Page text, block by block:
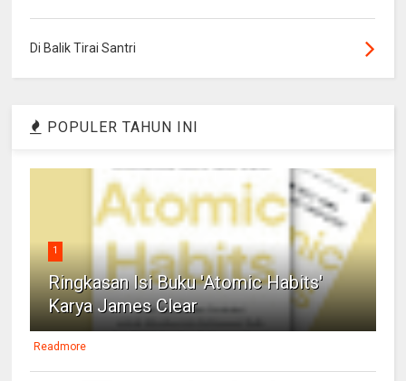
Di Balik Tirai Santri
POPULER TAHUN INI
1
Ringkasan Isi Buku 'Atomic Habits'
Karya James Clear
Readmore